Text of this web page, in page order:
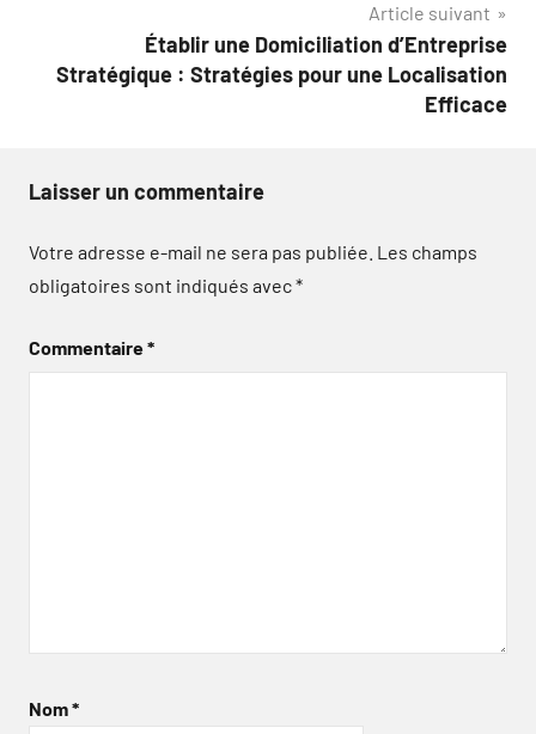
Article suivant
Établir une Domiciliation d’Entreprise
Stratégique : Stratégies pour une Localisation
Efficace
Laisser un commentaire
Votre adresse e-mail ne sera pas publiée. Les champs
obligatoires sont indiqués avec*
Commentaire*
Nom*